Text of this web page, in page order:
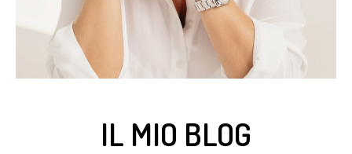
IL MIO BLOG